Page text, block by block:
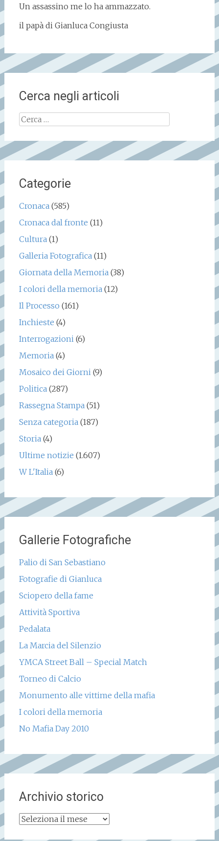
Un assassino me lo ha ammazzato.
il papà di Gianluca Congiusta
Cerca negli articoli
Ricerca
Categorie
Cronaca(585)
Cronaca dal fronte (11)
Cultura(1)
Galleria Fotografica(11)
Giornata della Memoria(38)
I colori della memoria(12)
Il Processo (161)
Inchieste (4)
Interrogazioni(6)
Memoria(4)
Mosaico dei Giorni(9)
Politica(287)
Rassegna Stampa(51)
Senza categoria(187)
Storia(4)
Ultime notizie (1.607)
W L'Italia(6)
Gallerie Fotografiche
Palio di San Sebastiano
Fotografie di Gianluca
Sciopero della fame
Attività Sportiva
Pedalata
La Marcia del Silenzio
YMCA Street Ball – Special Match
Torneo di Calcio
Monumento alle vittime della mafia
I colori della memoria
No Mafia Day 2010
Archivio storico
Archivio